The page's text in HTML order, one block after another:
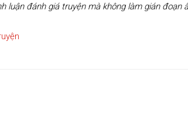
luận đánh giá truyện mà không làm gián đoạn